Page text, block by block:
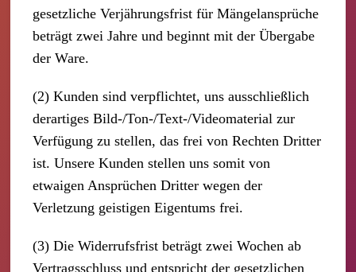
gesetzliche Verjährungsfrist für Mängelansprüche
beträgt zwei Jahre und beginnt mit der Übergabe
der Ware.
(2) Kunden sind verpflichtet, uns ausschließlich
derartiges Bild-/Ton-/Text-/Videomaterial zur
Verfügung zu stellen, das frei von Rechten Dritter
ist. Unsere Kunden stellen uns somit von
etwaigen Ansprüchen Dritter wegen der
Verletzung geistigen Eigentums frei.
(3) Die Widerrufsfrist beträgt zwei Wochen ab
Vertragsschluss und entspricht der gesetzlichen